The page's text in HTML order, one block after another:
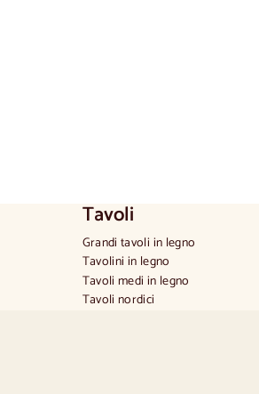
Tavoli
Grandi tavoli in legno
Tavolini in legno
Tavoli medi in legno
Tavoli nordici